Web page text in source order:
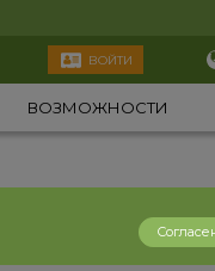
ВОЙТИ
ВОЗМОЖНОСТИ